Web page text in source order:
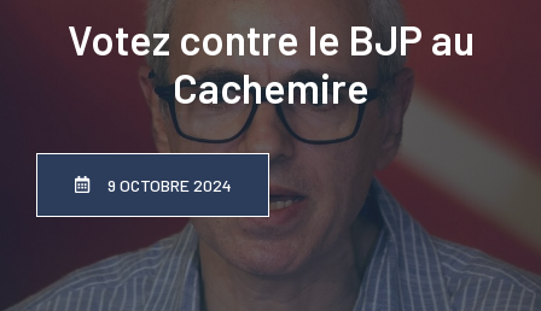
Votez contre le BJP au
Cachemire
9 OCTOBRE 2024